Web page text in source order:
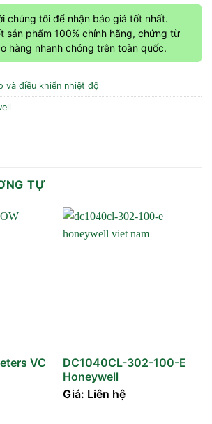
chúng tôi để nhận báo giá tốt nhất.
sản phẩm 100% chính hãng, chứng từ
hàng nhanh chóng trên toàn quốc.
và điều khiển nhiệt độ
TỰ
VC
DC1040CL-302-100-E
Honeywell
Giá: Liên hệ